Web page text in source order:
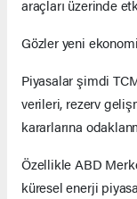
araçları üzerinde
Gözler yeni
Piyasalar şimdi
verileri, rezerv
kararlarına
Özellikle ABD
küresel enerji